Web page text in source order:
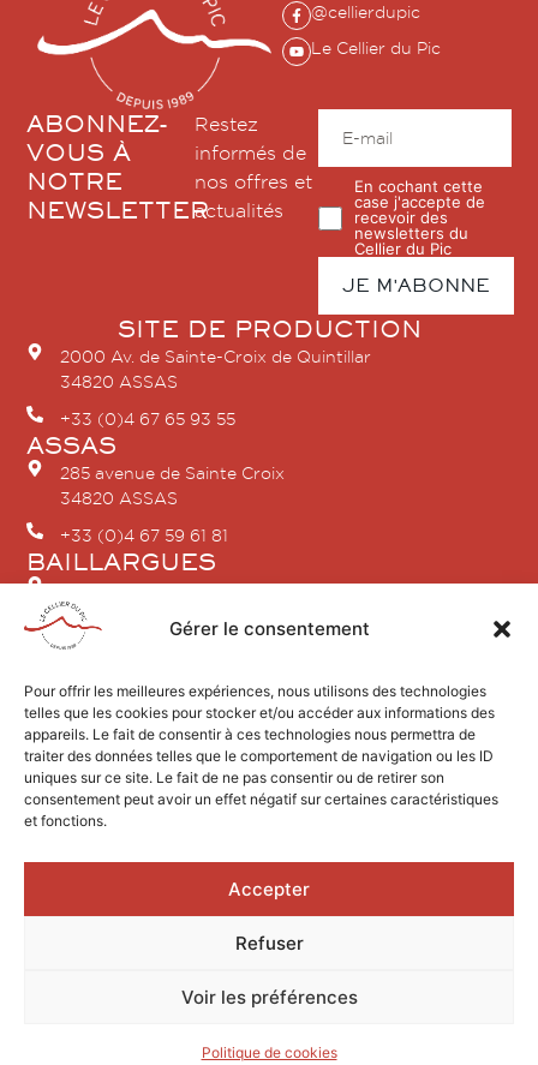
Gérer le consentement
Pour offrir les meilleures expériences, nous utilisons des technologies
telles que les cookies pour stocker et/ou accéder aux informations des
appareils. Le fait de consentir à ces technologies nous permettra de
traiter des données telles que le comportement de navigation ou les ID
uniques sur ce site. Le fait de ne pas consentir ou de retirer son
consentement peut avoir un effet négatif sur certaines caractéristiques
et fonctions.
Accepter
Refuser
Voir les préférences
Politique de cookies
@cellierdupic
Le Cellier du Pic
ABONNEZ-
VOUS À
NOTRE
NEWSLETTER
Restez
informés de
nos offres et
actualités
En cochant cette
case j'accepte de
recevoir des
newsletters du
Cellier du Pic
SITE DE PRODUCTION
2000 Av. de Sainte-Croix de Quintillar
34820 ASSAS
+33 (0)4 67 65 93 55
ASSAS
285 avenue de Sainte Croix
34820 ASSAS
+33 (0)4 67 59 61 81
BAILLARGUES
2 Rue Jean Vilar
34670 BAILLARGUES
SAINT-GELY-DU-FESC
2 avenue du Pic Saint Loup
34980 SAINT GÉLY DU FESC
+33 (0)4 67 84 21 96
L’ABUS D’ALCOOL EST DANGEREUX POUR LA SANTÉ, À
2026 © Le Cellier du Pic
Design by AGENCEKARACTERE.FR